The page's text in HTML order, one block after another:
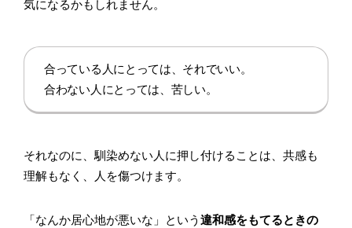
気になるかもしれません。
合っている人にとっては、それでいい。
合わない人にとっては、苦しい。
それなのに、馴染めない人に押し付けることは、共感も
理解もなく、人を傷つけます。
「なんか居心地が悪いな」という 違和感をもてるときの